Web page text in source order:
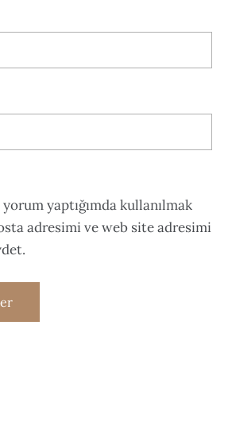
yaptığımda kullanılmak
adresimi ve web site adresimi